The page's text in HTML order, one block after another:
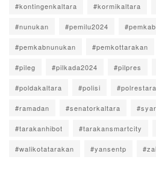
#kontingenkaltara #kormikaltara
#nunukan #pemilu2024
#pemkabnunukan #pemkottarakan
#pileg #pilkada2024 #pilpres
#poldakaltara #polisi
#ramadan #senatorkaltara
#tarakanhibot #tarakansmartcity
#walikotatarakan #yansentp